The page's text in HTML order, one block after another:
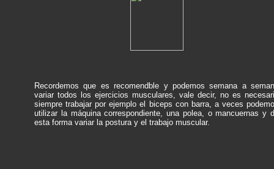
Recordemos que es recomendble y podemos semana a
variar todos los ejercicios musculares, vale decir, no es
siempre trabajar por ejemplo el biceps con barra, a veces
utilizar la máquina correspondiente, una polea, o mancuernas y
esta forma variar la postura y el trabajo muscular.